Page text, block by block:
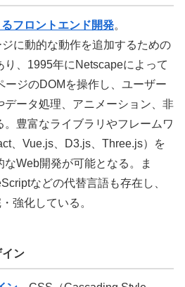
フロントエンド開発。
に動的な動作を追加するための
り、1995年にNetscapeによって
ージのDOMを操作し、ユーザー
データ処理、アニメーション、非
。豊富なライブラリやフレームワ
、Vue.js、D3.js、Three.js）を
Web開発が可能となる。ま
などの代替言語も存在し、
強化している。
ン